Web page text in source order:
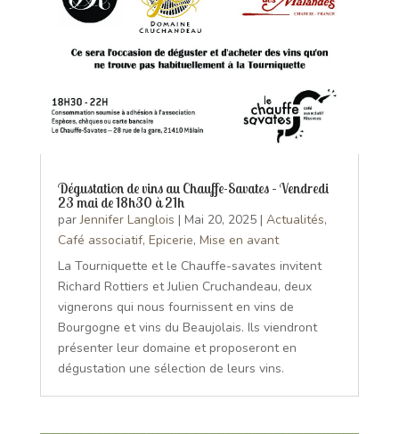
Dégustation de vins au Chauffe-Savates – Vendredi
23 mai de 18h30 à 21h
parJennifer Langlois | Mai 20, 2025| Actualités,
Café associatif, Epicerie, Mise en avant
La Tourniquette et le Chauffe-savates invitent
Richard Rottiers et Julien Cruchandeau, deux
vignerons qui nous fournissent en vins de
Bourgogne et vins du Beaujolais. Ils viendront
présenter leur domaine et proposeront en
dégustation une sélection de leurs vins.